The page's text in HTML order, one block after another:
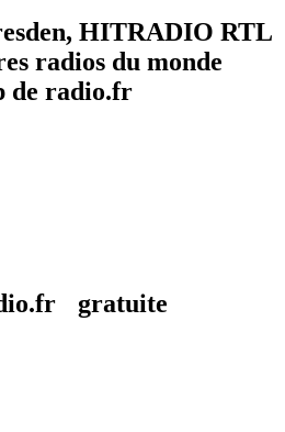
HITRADIO RTL
radios du monde
de radio.fr
gratuite